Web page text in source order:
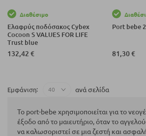
Διαθέσιμο
Ελαφρύς ποδόσακος Cybex
Cocoon S VALUES FOR LIFE
Trust blue
132,42 €
Port bebe
81,30 €
Εμφάνιση ανά σελίδα
Το port-bebe χρησιμοποιείται για το
έξοδο από το μαιευτήριο, όταν το
να καλωσοριστεί σε μια ζεστή και